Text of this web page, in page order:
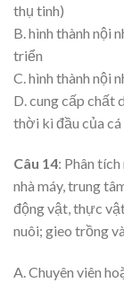
thụ tinh)
B. hình thành nội
triển
C. hình thành nội
D. cung cấp chất
thời kì đầu của
Câu 14: Phân
nhà máy, trung
động vật, thực
nuôi; gieo trồng
A. Chuyên viên